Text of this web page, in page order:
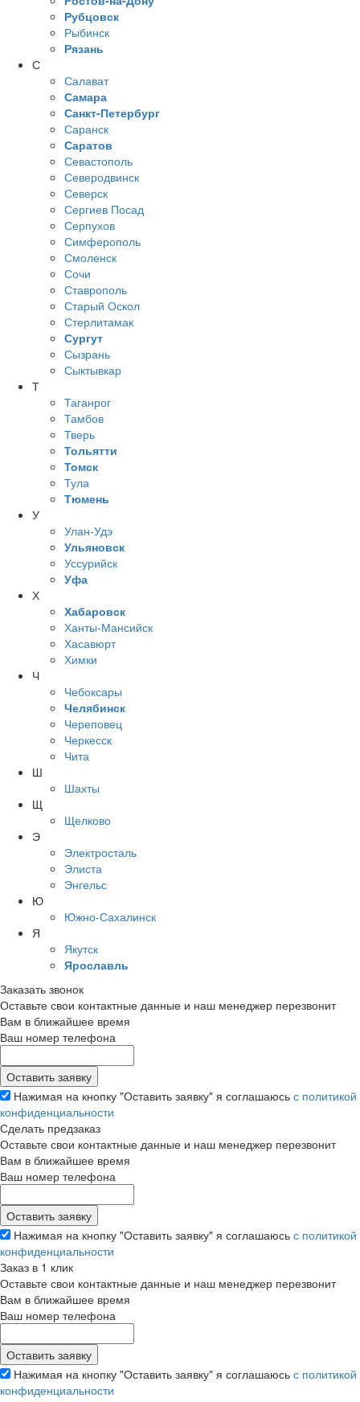
Рубцовск
Рыбинск
Рязань
С
Салават
Самара
Санкт-Петербург
Саранск
Саратов
Севастополь
Северодвинск
Северск
Сергиев Посад
Серпухов
Симферополь
Смоленск
Сочи
Ставрополь
Старый Оскол
Стерлитамак
Сургут
Сызрань
Сыктывкар
Т
Таганрог
Тамбов
Тверь
Тольятти
Томск
Тула
Тюмень
У
Улан-Удэ
Ульяновск
Уссурийск
Уфа
Х
Хабаровск
Ханты-Мансийск
Хасавюрт
Химки
Ч
Чебоксары
Челябинск
Череповец
Черкесск
Чита
Ш
Шахты
Щ
Щелково
Э
Электросталь
Элиста
Энгельс
Ю
Южно-Сахалинск
Я
Якутск
Ярославль
Заказать звонок
Оставьте свои контактные данные и наш менеджер перезвонит
Вам в ближайшее время
Ваш номер телефона
Нажимая на кнопку "Оставить заявку" я соглашаюсь с политикой
конфиденциальности
Сделать предзаказ
Оставьте свои контактные данные и наш менеджер перезвонит
Вам в ближайшее время
Ваш номер телефона
Нажимая на кнопку "Оставить заявку" я соглашаюсь с политикой
конфиденциальности
Заказ в 1 клик
Оставьте свои контактные данные и наш менеджер перезвонит
Вам в ближайшее время
Ваш номер телефона
Нажимая на кнопку "Оставить заявку" я соглашаюсь с политикой
конфиденциальности